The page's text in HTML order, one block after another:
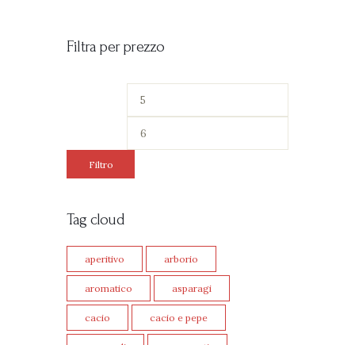
Filtra per prezzo
Filtro
Tag cloud
aperitivo arborio
aromatico asparagi
cacio cacio e pepe